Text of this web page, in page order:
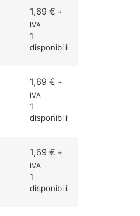
1,69 € +
IVA
1
disponibili
1,69 € +
IVA
1
disponibili
1,69 € +
IVA
1
disponibili